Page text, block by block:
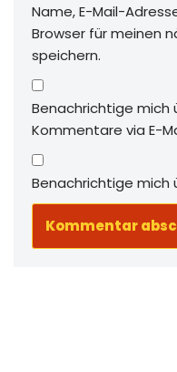
Name, E-Mail-
Browser für meinen
speichern.
Benachrichtige mich
Kommentare via E-
Benachrichtige mich